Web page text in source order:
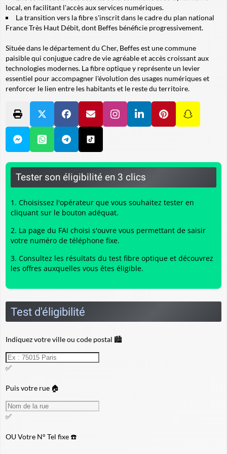
local, en facilitant l'accès aux services numériques.
La transition vers la fibre s'inscrit dans le cadre du plan national
France Très Haut Débit, dont Beffes bénéficie progressivement.
Située dans le département du Cher, Beffes est une commune
paisible qui conjugue cadre de vie agréable et accès croissant aux
technologies modernes. La fibre optique y représente un levier
essentiel pour accompagner l'évolution des usages numériques et
renforcer le lien entre les habitants et le reste du territoire.
Tester son éligibilité en 3 clics
Choisissez l'opérateur que vous souhaitez tester en
cliquant sur le bouton adéquat.
La page du FAI choisi s'ouvre vous permettant de saisir
votre numéro de téléphone fixe.
Consultez les résultats du test fibre optique et découvrez
les offres auxquelles vous êtes éligible.
Test d'éligibilité
Indiquez votre ville ou code postal 🏙️
✅
Puis votre rue 🏠
✅
OUVotre N° Tel fixe ☎️